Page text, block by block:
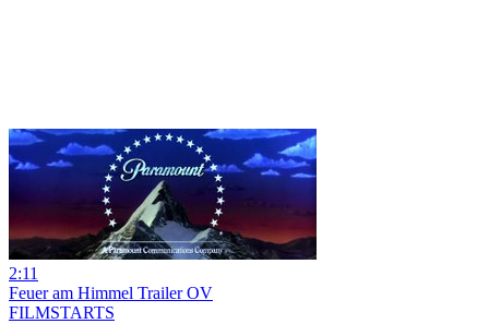
2:11
Feuer am Himmel Trailer OV
FILMSTARTS